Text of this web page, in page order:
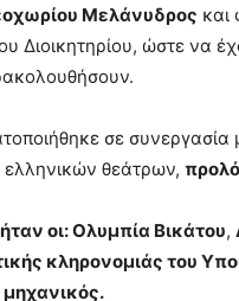
Μελάνυδρος και
Διοικητηρίου, ώστε να
σε συνεργασία
θεάτρων,
οι: Ολυμπία Βικάτου,
κληρονομιάς του